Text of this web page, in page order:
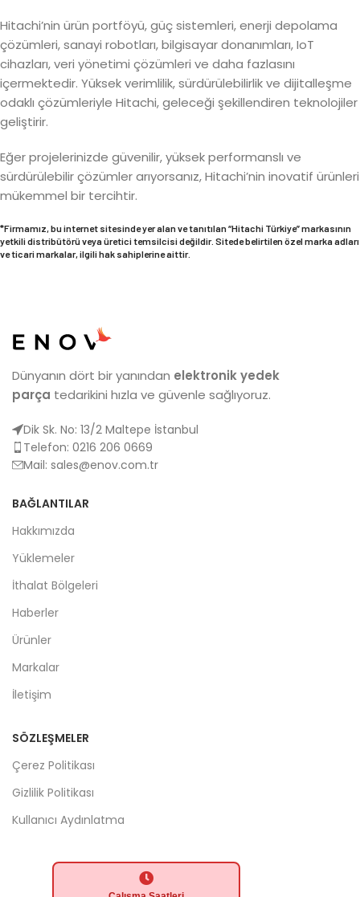
Hitachi’nin ürün portföyü, güç sistemleri, enerji depolama
çözümleri, sanayi robotları, bilgisayar donanımları, IoT
cihazları, veri yönetimi çözümleri ve daha fazlasını
içermektedir. Yüksek verimlilik, sürdürülebilirlik ve dijitalleşme
odaklı çözümleriyle Hitachi, geleceği şekillendiren teknolojiler
geliştirir.
Eğer projelerinizde güvenilir, yüksek performanslı ve
sürdürülebilir çözümler arıyorsanız, Hitachi’nin inovatif ürünleri
mükemmel bir tercihtir.
*Firmamız, bu internet sitesinde yer alan ve tanıtılan “Hitachi Türkiye” markasının
yetkili distribütörü veya üretici temsilcisi değildir. Sitede belirtilen özel marka adları
ve ticari markalar, ilgili hak sahiplerine aittir.
Dünyanın dört bir yanından elektronik yedek
parça tedarikini hızla ve güvenle sağlıyoruz.
Dik Sk. No: 13/2 Maltepe İstanbul
Telefon: 0216 206 0669
Mail: sales@enov.com.tr
BAĞLANTILAR
Hakkımızda
Yüklemeler
İthalat Bölgeleri
Haberler
Ürünler
Markalar
İletişim
SÖZLEŞMELER
Çerez Politikası
Gizlilik Politikası
Kullanıcı Aydınlatma